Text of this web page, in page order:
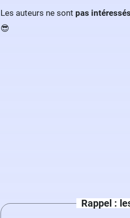
Les auteurs ne sont pas
😎
Rappel :